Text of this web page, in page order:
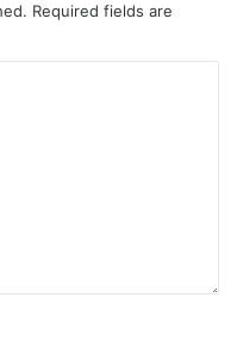
Required fields are